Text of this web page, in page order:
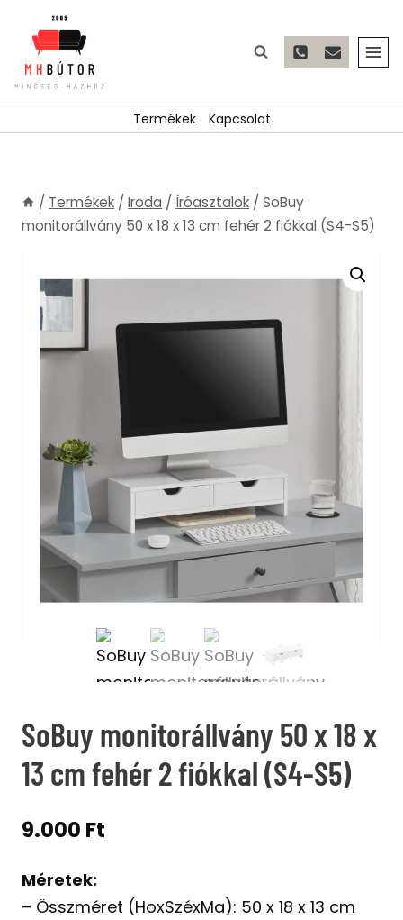
content
Termékek Kapcsolat
/ Termékek / Iroda / Íróasztalok / SoBuy
monitorállvány 50 x 18 x 13 cm fehér 2 fiókkal (S4-S5)
SoBuy monitorállvány 50 x 18 x
13 cm fehér 2 fiókkal (S4-S5)
9.000 Ft
Méretek:
– Összméret (HoxSzéxMa): 50 x 18 x 13 cm